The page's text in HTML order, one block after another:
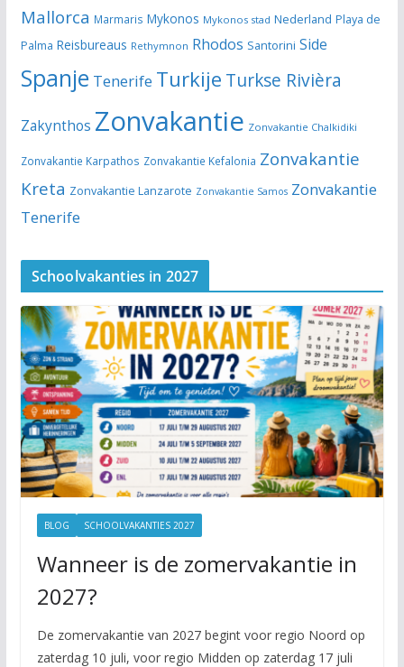
Mallorca Marmaris Mykonos Mykonos stad Nederland Playa de
Palma Reisbureaus Rethymnon Rhodos Santorini Side
Spanje Tenerife Turkije Turkse Rivièra
Zakynthos Zonvakantie Zonvakantie Chalkidiki
Zonvakantie Karpathos Zonvakantie Kefalonia Zonvakantie
Kreta Zonvakantie Lanzarote Zonvakantie Samos Zonvakantie
Tenerife
Schoolvakanties in 2027
BLOG SCHOOLVAKANTIES 2027
Wanneer is de zomervakantie in
2027?
De zomervakantie van 2027 begint voor regio Noord op
zaterdag 10 juli, voor regio Midden op zaterdag 17 juli